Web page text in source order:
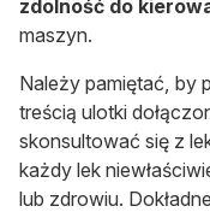
zdolność do
maszyn.
Należy pamiętać, by
treścią ulotki
skonsultować się z
każdy lek
lub zdrowiu.